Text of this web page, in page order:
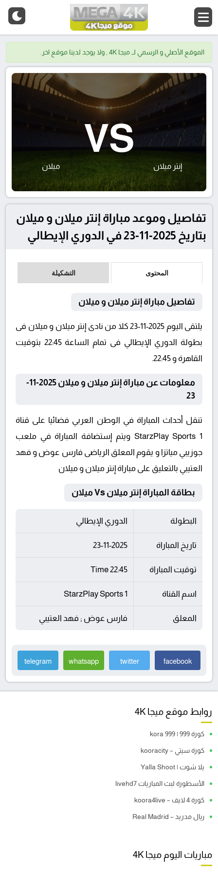
الموقع الأصلي و الرسمي لــ ميجا 4K , ولا يوجد لدينا موقع اخر.
إنتر ميلان
VS
ميلان
تفاصيل وموعد مباراة إنتر ميلان و ميلان
بتاريخ 2025-11-23 في الدوري الإيطالي
المحتوى التشكيلة
تفاصيل مباراة إنتر ميلان و ميلان
يلتقى اليوم 2025-11-23 كلا من نادى إنتر ميلان و ميلان فى
بطولة الدوري الإيطالي فى تمام الساعة 22:45 بتوقيت
القاهرة و 22:45.
معلومات عن مباراة إنتر ميلان و ميلان 2025-11-
23
تنقل أحداث المباراة في الوطن العربي فضائيا على قناة
StarzPlay Sports 1 ويتم إستضافة المباراة في ملعب
جوزيبي مياتزا و يقوم المعلق الرياضى فارس عوض و فهد
العتيبي بالتعليق على مباراة إنتر ميلان و ميلان
بطاقة المباراة إنتر ميلان Vs ميلان
البطولة الدوري الإيطالي
تاريخ المباراة 23-11-2025
توقيت المباراة 22:45 Time
اسم القناة StarzPlay Sports 1
المعلق فارس عوض ; فهد العتيبي
facebook
twitter
whatsapp
telegram
روابط موقع ميجا 4K
كورة 999 | kora 999
كورة سيتي – kooracity
يلا شوت | Yalla Shoot
الأسطورة لبث المباريات livehd7
كورة 4 لايف – koora4live
ريال مدريد – Real Madrid
مباريات اليوم ميجا 4K